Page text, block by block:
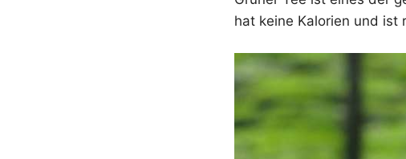
hat keine Kalorien und ist